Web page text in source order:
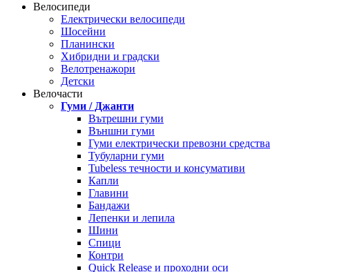
Велосипеди
Електрически велосипеди
Шосейни
Планински
Хибридни и градски
Велотренажори
Детски
Велочасти
Гуми / Джанти
Вътрешни гуми
Външни гуми
Гуми електрически превозни средства
Тубуларни гуми
Tubeless течности и консумативи
Капли
Главини
Бандажи
Лепенки и лепила
Шини
Спици
Контри
Quick Release и проходни оси